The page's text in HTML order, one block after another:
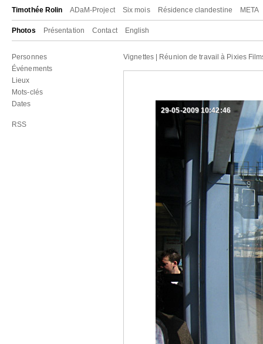
Timothée Rolin ADaM-Project Six mois Résidence clandestine META
Photos Présentation Contact English
Personnes
Événements
Lieux
Mots-clés
Dates
RSS
Vignettes| Réunion de travail à Pixies
29-05-2009 10:42:46